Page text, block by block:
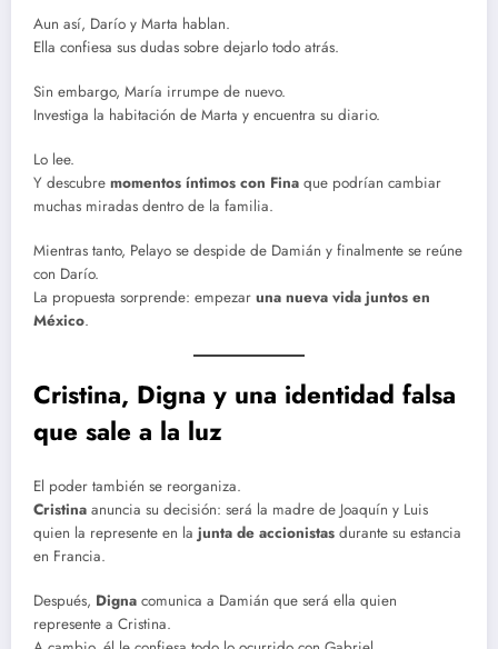
Aun así, Darío y Marta hablan.
Ella confiesa sus dudas sobre dejarlo todo atrás.
Sin embargo, María irrumpe de nuevo.
Investiga la habitación de Marta y encuentra su diario.
Lo lee.
Y descubre momentos íntimos con Fina que podrían cambiar
muchas miradas dentro de la familia.
Mientras tanto, Pelayo se despide de Damián y finalmente se reúne
con Darío.
La propuesta sorprende: empezar una nueva vida juntos en
México.
Cristina, Digna y una identidad falsa
que sale a la luz
El poder también se reorganiza.
Cristina anuncia su decisión: será la madre de Joaquín y Luis
quien la represente en la junta de accionistas durante su estancia
en Francia.
Después, Digna comunica a Damián que será ella quien
represente a Cristina.